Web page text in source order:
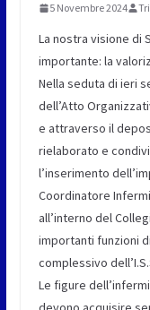
5 Novembre 2024
La nostra visione di
importante: la
Nella seduta di ieri
dell’Atto
e attraverso il
rielaborato e
l’inserimento
Coordinatore
all’interno del
importanti funzioni
complessivo
Le figure